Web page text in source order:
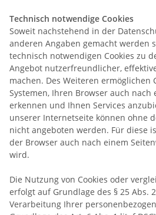
Technisch notwendige Cookies
Soweit nachstehend in der
anderen Angaben gemacht werden
technisch notwendigen Cookies zu
Angebot nutzerfreundlicher,
machen. Des Weiteren ermöglichen
Systemen, Ihren Browser auch nach
erkennen und Ihnen Services
unserer Internetseite können ohne
nicht angeboten werden. Für diese
der Browser auch nach einem
wird.
Die Nutzung von Cookies oder
erfolgt auf Grundlage des § 25 Abs. 2
Verarbeitung Ihrer